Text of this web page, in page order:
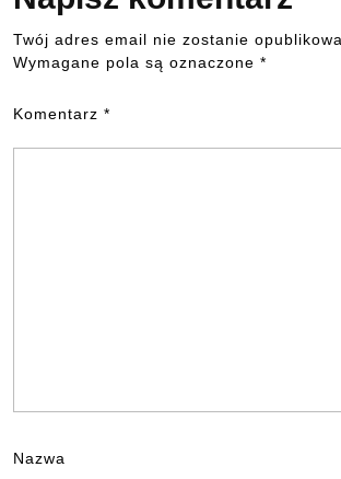
Twój adres email nie zostanie
Wymagane pola są oznaczone *
Komentarz *
Nazwa